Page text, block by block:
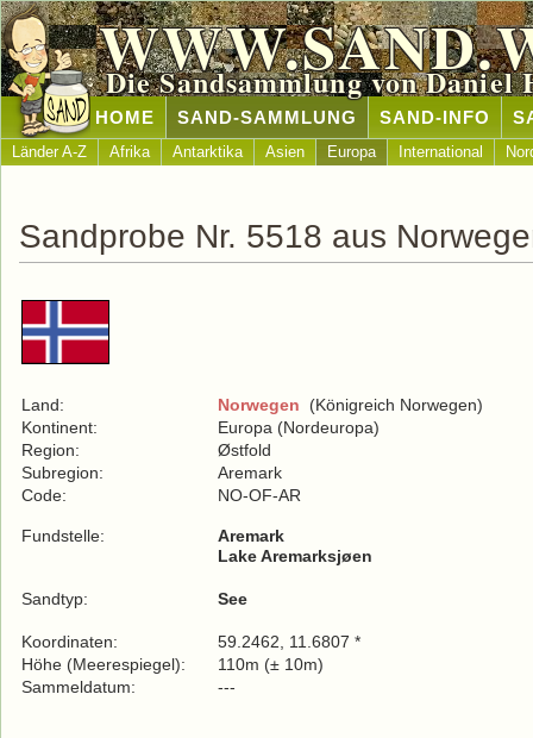
Die Sandsammlung von Daniel
HOME SAND-SAMMLUNG SAND-INFO
Länder A-Z Afrika Antarktika Asien Europa International
Sandprobe Nr. 5518 aus
Land: Norwegen (Königreich Norwegen)
Kontinent:
Europa (Nordeuropa)
Region:
Østfold
Subregion:
Aremark
Code:
NO-OF-AR
Fundstelle:
Aremark
Lake Aremarksjøen
Sandtyp: See
Koordinaten:
59.2462, 11.6807 *
Höhe (Meerespiegel):
110m (± 10m)
Sammeldatum:
---